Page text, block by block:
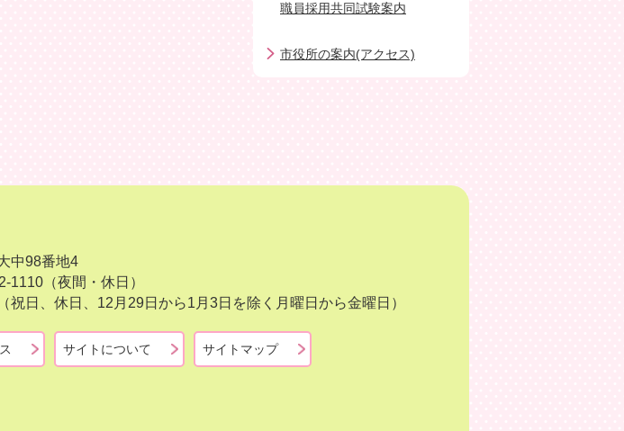
職員採用共同試験案内
市役所の案内(アクセス)
中98番地4
1110（夜間・休日）
祝日、休日、12月29日から1月3日を除く月曜日から金曜日）
サイトについて サイトマップ